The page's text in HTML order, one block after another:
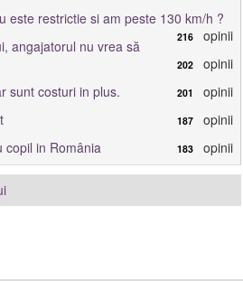
este restrictie si am peste 130 km/h ?
216 opinii
angajatorul nu vrea să
202
opinii
sunt costuri in plus.
201
opinii
187
opinii
copil in România
183 opinii